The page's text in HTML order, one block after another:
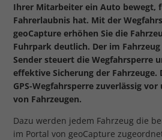
Ihrer Mitarbeiter ein Auto bewegt,
Fahrerlaubnis hat. Mit der
geoCapture erhöhen Sie die
Fuhrpark deutlich. Der im
Sender steuert die Wegfahrsperre
effektive Sicherung der Fahrzeuge.
GPS-Wegfahrsperre zuverlässig
von Fahrzeugen.
Dazu werden jedem Fahrzeug die
im Portal von geoCapture